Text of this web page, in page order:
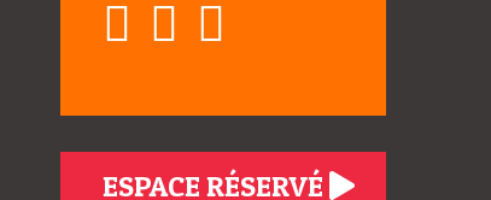
ESPACE RÉSERVÉ